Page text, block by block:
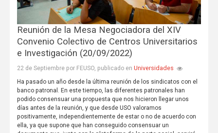
Reunión de la Mesa Negociadora del XIV
Convenio Colectivo de Centros Universitarios
e Investigación (20/09/2022)
22 de Septiembre por FEUSO, publicado en Universidades
Ha pasado un año desde la última reunión de los sindicatos con el
banco patronal. En este tiempo, las diferentes patronales han
podido consensuar una propuesta que nos hicieron llegar unos
días antes de la reunión, y que desde USO valoramos
positivamente, independientemente de estar o no de acuerdo con
ella, ya que supone que han conseguido consensuar un